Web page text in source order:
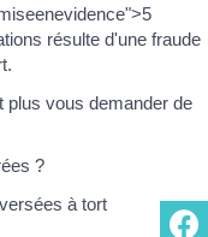
résulte d'une fraude
plus vous demander de
?
à tort